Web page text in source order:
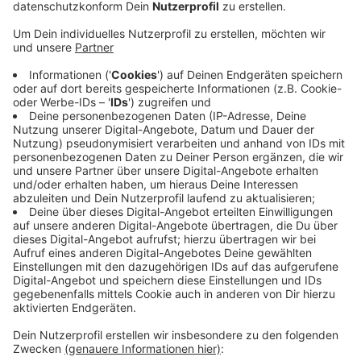
Laut der Autobahn GmbH wird Montagnacht und
Dienstagnacht die Verkehrsführung umgebaut - jeweils
zwischen 19 und 6 Uhr. Die Bauarbeiten betreffen den
Abschnitt zwischen Münchheide und dem Keuz
Neersen - in Fahrtrichtung Velbert und
Mönchengladbach. Deshalb wird bis Mitte März ab
dem Kreuz Neersen nur ein Fahrstreifen frei sein.
Außerdem werden bis dahin die Abfahrten zur A52
Richtung Düsseldorf und Roermond gesperrt. Auf dem
Abschnitt wird die A44 grundlegend erneuert. Ab
morgen (31.01.) können Autofahrer an der
Anschlusstelle Neersen außerdem nicht mehr
Richtung Mönchengladbach Ost auffahren.
Umleitungen sind ausgeschildert.
Anzeige